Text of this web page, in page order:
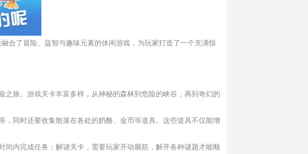
合了冒险、益智与趣味元素的休闲游戏，为玩家打造了一个充满惊
旅。游戏关卡丰富多样，从神秘的森林到危险的峡谷，再到奇幻的
同时还要收集散落在各处的奶酪、金币等道具。这些道具不仅能增
内完成任务；解谜关卡，需要玩家开动脑筋，解开各种谜题才能顺